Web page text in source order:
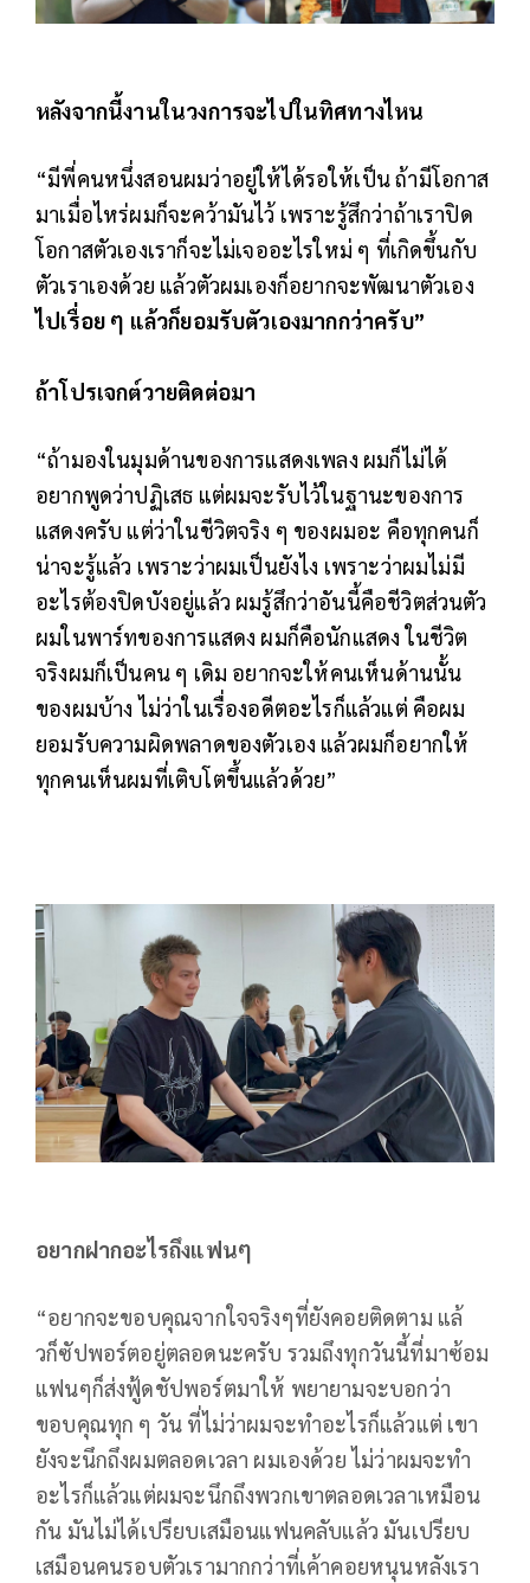
หลังจากนี้งานในวงการจะไปในทิศทางไหน
“มีพี่คนหนึ่งสอนผมว่าอยู่ให้ได้รอให้เป็น ถ้ามีโอกาส
มาเมื่อไหร่ผมก็จะคว้ามันไว้ เพราะรู้สึกว่าถ้าเราปิด
โอกาสตัวเองเราก็จะไม่เจออะไรใหม่ ๆ ที่เกิดขึ้นกับ
ตัวเราเองด้วย แล้วตัวผมเองก็อยากจะพัฒนาตัวเอง
ไปเรื่อย ๆ แล้วก็ยอมรับตัวเองมากกว่าครับ”
ถ้าโปรเจกต์วายติดต่อมา
“ถ้ามองในมุมด้านของการแสดงเพลง ผมก็ไม่ได้
อยากพูดว่าปฏิเสธ แต่ผมจะรับไว้ในฐานะของการ
แสดงครับ แต่ว่าในชีวิตจริง ๆ ของผมอะ คือทุกคนก็
น่าจะรู้แล้ว เพราะว่าผมเป็นยังไง เพราะว่าผมไม่มี
อะไรต้องปิดบังอยู่แล้ว ผมรู้สึกว่าอันนี้คือชีวิตส่วนตัว
ผมในพาร์ทของการแสดง ผมก็คือนักแสดง ในชีวิต
จริงผมก็เป็นคน ๆ เดิม อยากจะให้คนเห็นด้านนั้น
ของผมบ้าง ไม่ว่าในเรื่องอดีตอะไรก็แล้วแต่ คือผม
ยอมรับความผิดพลาดของตัวเอง แล้วผมก็อยากให้
ทุกคนเห็นผมที่เติบโตขึ้นแล้วด้วย”
อยากฝากอะไรถึงแฟนๆ
“อยากจะขอบคุณจากใจจริงๆที่ยังคอยติดตาม แล้
วก็ซัปพอร์ตอยู่ตลอดนะครับ รวมถึงทุกวันนี้ที่มาซ้อม
แฟนๆก็ส่งฟู้ดชัปพอร์ตมาให้ พยายามจะบอกว่า
ขอบคุณทุก ๆ วัน ที่ไม่ว่าผมจะทำอะไรก็แล้วแต่ เขา
ยังจะนึกถึงผมตลอดเวลา ผมเองด้วย ไม่ว่าผมจะทำ
อะไรก็แล้วแต่ผมจะนึกถึงพวกเขาตลอดเวลาเหมือน
กัน มันไม่ได้เปรียบเสมือนแฟนคลับแล้ว มันเปรียบ
เสมือนคนรอบตัวเรามากกว่าที่เค้าคอยหนุนหลังเรา